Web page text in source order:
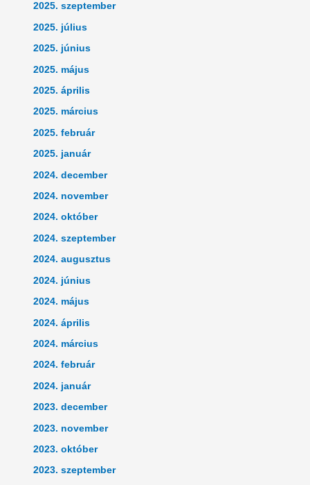
2025. szeptember
2025. július
2025. június
2025. május
2025. április
2025. március
2025. február
2025. január
2024. december
2024. november
2024. október
2024. szeptember
2024. augusztus
2024. június
2024. május
2024. április
2024. március
2024. február
2024. január
2023. december
2023. november
2023. október
2023. szeptember